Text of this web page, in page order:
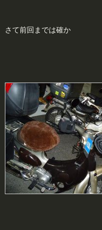
さて前回までは確か